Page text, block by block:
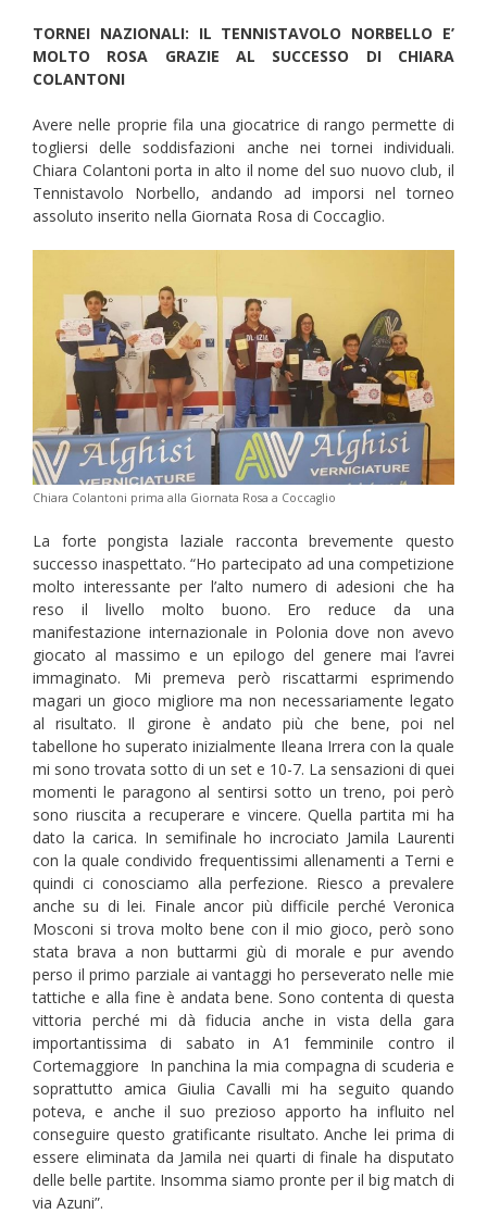
TORNEI NAZIONALI: IL TENNISTAVOLO NORBELLO E’
MOLTO ROSA GRAZIE AL SUCCESSO DI CHIARA
COLANTONI
Avere nelle proprie fila una giocatrice di rango permette di
togliersi delle soddisfazioni anche nei tornei individuali.
Chiara Colantoni porta in alto il nome del suo nuovo club, il
Tennistavolo Norbello, andando ad imporsi nel torneo
assoluto inserito nella Giornata Rosa di Coccaglio.
Chiara Colantoni prima alla Giornata Rosa a Coccaglio
La forte pongista laziale racconta brevemente questo
successo inaspettato. “Ho partecipato ad una competizione
molto interessante per l’alto numero di adesioni che ha
reso il livello molto buono. Ero reduce da una
manifestazione internazionale in Polonia dove non avevo
giocato al massimo e un epilogo del genere mai l’avrei
immaginato. Mi premeva però riscattarmi esprimendo
magari un gioco migliore ma non necessariamente legato
al risultato. Il girone è andato più che bene, poi nel
tabellone ho superato inizialmente Ileana Irrera con la quale
mi sono trovata sotto di un set e 10-7. La sensazioni di quei
momenti le paragono al sentirsi sotto un treno, poi però
sono riuscita a recuperare e vincere. Quella partita mi ha
dato la carica. In semifinale ho incrociato Jamila Laurenti
con la quale condivido frequentissimi allenamenti a Terni e
quindi ci conosciamo alla perfezione. Riesco a prevalere
anche su di lei. Finale ancor più difficile perché Veronica
Mosconi si trova molto bene con il mio gioco, però sono
stata brava a non buttarmi giù di morale e pur avendo
perso il primo parziale ai vantaggi ho perseverato nelle mie
tattiche e alla fine è andata bene. Sono contenta di questa
vittoria perché mi dà fiducia anche in vista della gara
importantissima di sabato in A1 femminile contro il
Cortemaggiore In panchina la mia compagna di scuderia e
soprattutto amica Giulia Cavalli mi ha seguito quando
poteva, e anche il suo prezioso apporto ha influito nel
conseguire questo gratificante risultato. Anche lei prima di
essere eliminata da Jamila nei quarti di finale ha disputato
delle belle partite. Insomma siamo pronte per il big match di
via Azuni”.